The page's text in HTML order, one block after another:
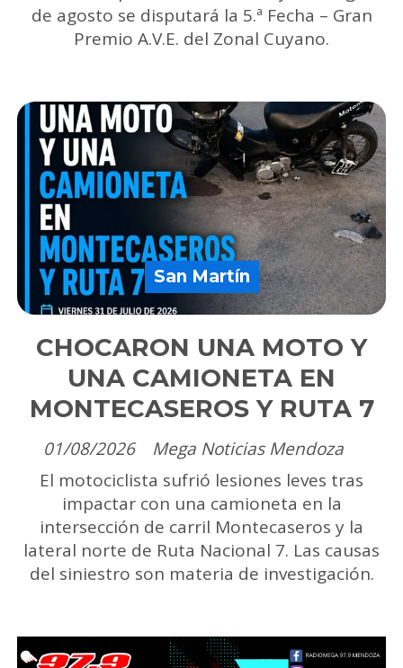
de agosto se disputará la 5.ª Fecha – Gran
Premio A.V.E. del Zonal Cuyano.
CHOCARON UNA MOTO Y
UNA CAMIONETA EN
MONTECASEROS Y RUTA 7
Mega Noticias Mendoza
San Martín
01/08/2026
El motociclista sufrió lesiones leves tras
impactar con una camioneta en la
intersección de carril Montecaseros y la
lateral norte de Ruta Nacional 7. Las causas
del siniestro son materia de investigación.